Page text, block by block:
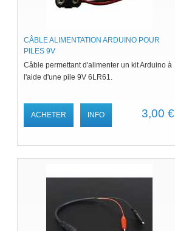
CÂBLE ALIMENTATION ARDUINO POUR
PILES 9V
Câble permettant d'alimenter un kit Arduino à
l'aide d'une pile 9V 6LR61.
3,00 €
ACHETER INFO